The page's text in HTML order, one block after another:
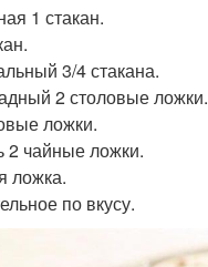
1 стакан.
3/4 стакана.
2 столовые ложки.
ложки.
2 чайные ложки.
ложка.
по вкусу.